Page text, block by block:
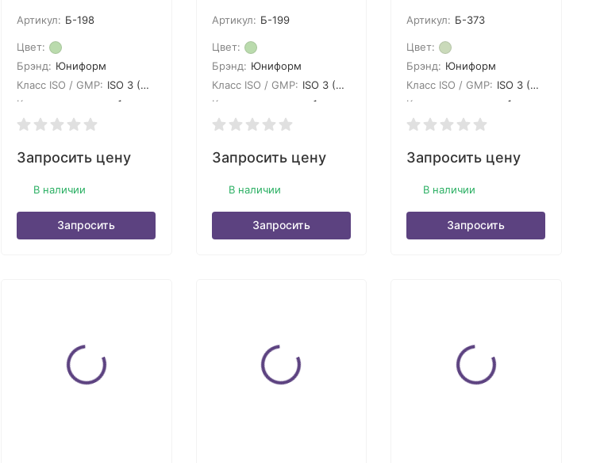
Артикул: Б-198
Цвет:
Брэнд: Юниформ
Класс ISO / GMP: ISO 3 (GMP A)
Кол-во в упаковке:
1
Запросить цену
В наличии
Запросить
Артикул: Б-199
Цвет:
Брэнд: Юниформ
Класс ISO / GMP: ISO 3 (GMP A)
Кол-во в упаковке:
1
Запросить цену
В наличии
Запросить
Артикул: Б-373
Цвет:
Брэнд: Юниформ
Класс ISO / GMP: ISO 3 (GMP A)
Кол-во в упаковке:
1
Запросить цену
В наличии
Запросить